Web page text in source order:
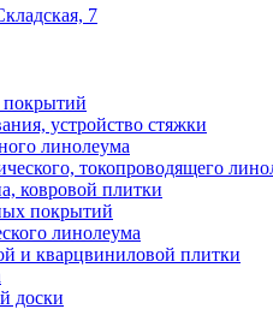
7
устройство стяжки
линолеума
токопроводящего
ковровой плитки
покрытий
линолеума
и кварцвиниловой плитки
доски